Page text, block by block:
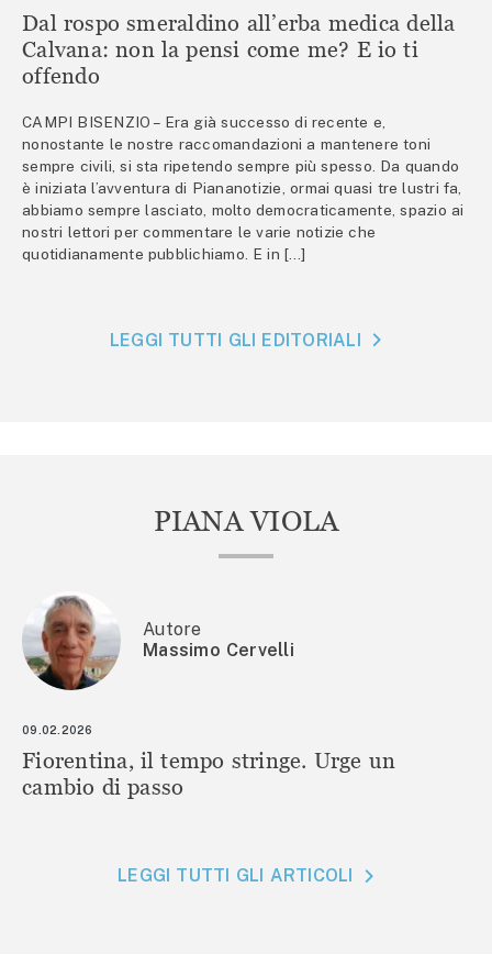
Dal rospo smeraldino all’erba medica della
Calvana: non la pensi come me? E io ti
offendo
CAMPI BISENZIO – Era già successo di recente e,
nonostante le nostre raccomandazioni a mantenere toni
sempre civili, si sta ripetendo sempre più spesso. Da quando
è iniziata l’avventura di Piananotizie, ormai quasi tre lustri fa,
abbiamo sempre lasciato, molto democraticamente, spazio ai
nostri lettori per commentare le varie notizie che
quotidianamente pubblichiamo. E in […]
LEGGI TUTTI GLI EDITORIALI
PIANA VIOLA
Autore
Massimo Cervelli
09.02.2026
Fiorentina, il tempo stringe. Urge un
cambio di passo
LEGGI TUTTI GLI ARTICOLI